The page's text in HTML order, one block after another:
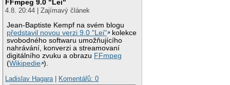
FFmpeg 9.0 "Lei"
4.8. 20:44 | Zajímavý článek
Jean-Baptiste Kempf na svém blogu
představil novou verzi 9.0 "Lei"
kolekce
svobodného softwaru umožňujícího
nahrávání, konverzi a streamovaní
digitálního zvuku a obrazu FFmpeg
(Wikipedie ).
Ladislav Hagara
Komentářů: 0